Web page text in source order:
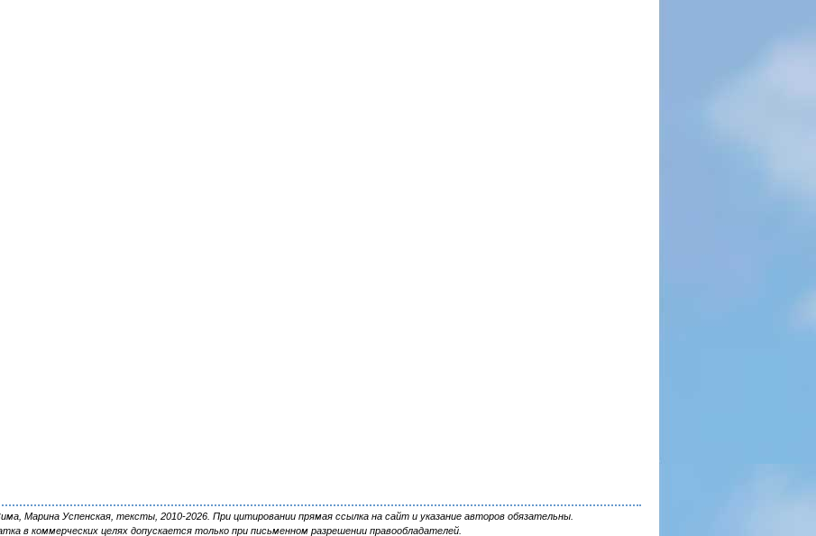
Марина Успенская, тексты, 2010-2026. При цитировании прямая ссылка на сайт и указание авторов обязательны.
в коммерческих целях допускается только при письменном разрешении правообладателей.